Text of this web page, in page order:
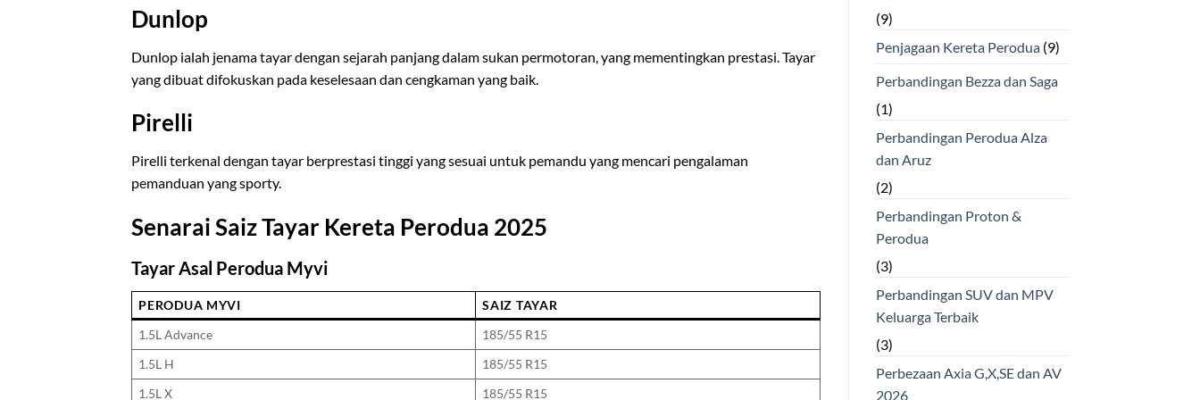
Dunlop
Dunlop ialah jenama tayar dengan sejarah panjang dalam sukan permotoran, yang mementingkan prestasi. Tayar
yang dibuat difokuskan pada keselesaan dan cengkaman yang baik.
Pirelli
Pirelli terkenal dengan tayar berprestasi tinggi yang sesuai untuk pemandu yang mencari pengalaman
pemanduan yang sporty.
Senarai Saiz Tayar Kereta Perodua 2025
Tayar Asal Perodua Myvi
PERODUA MYVI
SAIZ TAYAR
1.5L Advance
185/55 R15
1.5L H
185/55 R15
1.5L X
185/55 R15
(9)
Penjagaan Kereta Perodua(9)
Perbandingan Bezza dan Saga
(1)
Perbandingan Perodua Alza
dan Aruz
(2)
Perbandingan Proton &
Perodua
(3)
Perbandingan SUV dan MPV
Keluarga Terbaik
(3)
Perbezaan Axia G,X,SE dan AV
2026